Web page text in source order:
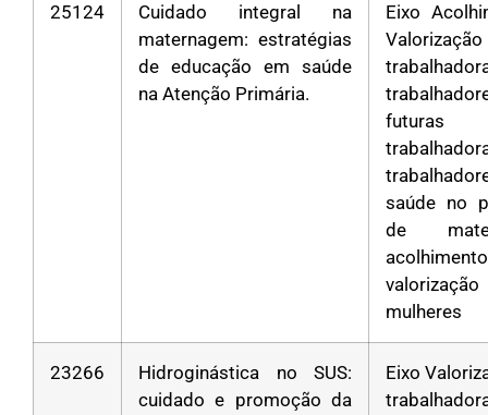
25124
Cuidado integral na
maternagem: estratégias
de educação em saúde
na Atenção Primária.
Eixo
futuras
saúde no
de
mulheres
23266
Hidroginástica no SUS:
cuidado e promoção da
Eixo